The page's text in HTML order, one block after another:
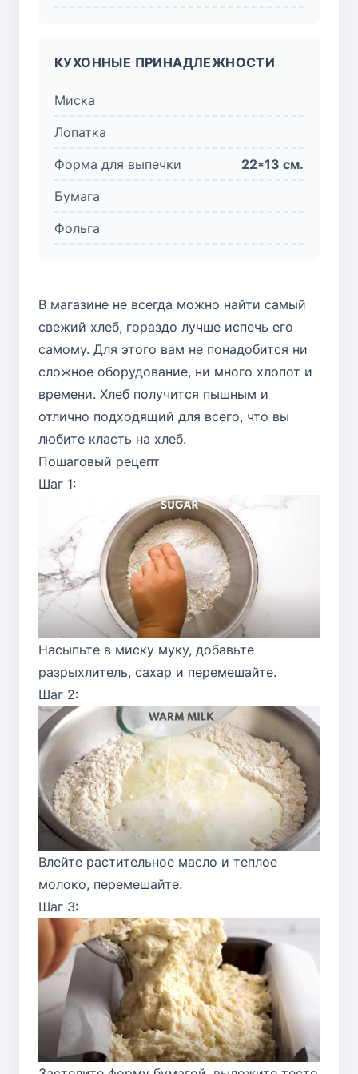
КУХОННЫЕ ПРИНАДЛЕЖНОСТИ
Миска
Лопатка
Форма для выпечки
22*13 см.
Бумага
Фольга
В магазине не всегда можно найти самый
свежий хлеб, гораздо лучше испечь его
самому. Для этого вам не понадобится ни
сложное оборудование, ни много хлопот и
времени. Хлеб получится пышным и
отлично подходящий для всего, что вы
любите класть на хлеб.
Пошаговый рецепт
Шаг 1:
Насыпьте в миску муку, добавьте
разрыхлитель, сахар и перемешайте.
Шаг 2:
Влейте растительное масло и теплое
молоко, перемешайте.
Шаг 3: